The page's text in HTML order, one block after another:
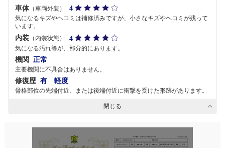
車体（車両外装） 4
気になるキズやヘコミは補修済みですが、小さなキズやヘコミが残って
います。
内装 （内装状態） 4
気になる汚れ等が、部分的にあります。
機関 正常
主要機関に不具合はありません。
修復歴 有 軽度
骨格部位の先端付近、または後端付近に衝撃を受けた形跡があります。
閉じる